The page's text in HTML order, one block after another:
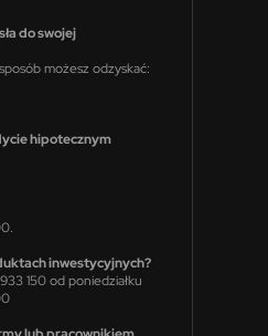
do swojej
możesz odzyskać:
hipotecznym
inwestycyjnych?
150 od poniedziałku